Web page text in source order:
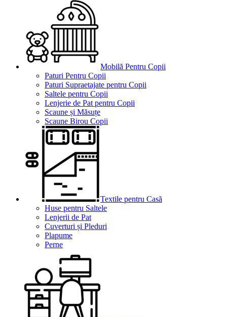
Mobilă Pentru Copii
Paturi Pentru Copii
Paturi Supraetajate pentru Copii
Saltele pentru Copii
Lenjerie de Pat pentru Copii
Scaune și Măsuțe
Scaune Birou Copii
Textile pentru Casă
Huse pentru Saltele
Lenjerii de Pat
Cuverturi și Pleduri
Plapume
Perne